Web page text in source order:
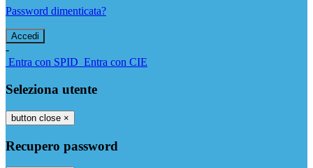
Password dimenticata?
-
Entra con SPID Entra con CIE
Seleziona utente
button close ×
Recupero password